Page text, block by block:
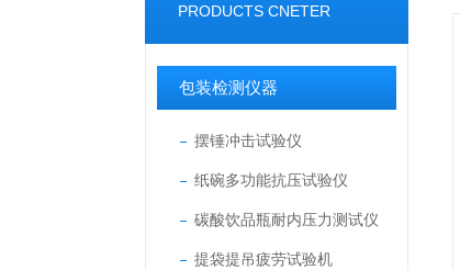
PRODUCTS CNETER
包装检测仪器
摆锤冲击试验仪
纸碗多功能抗压试验仪
碳酸饮品瓶耐内压力测试仪
提袋提吊疲劳试验机